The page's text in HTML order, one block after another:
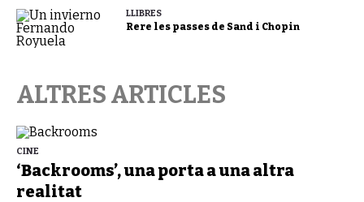
LLIBRES
Rere les passes de Sand i Chopin
ALTRES ARTICLES
CINE
‘Backrooms’, una porta a una altra
realitat